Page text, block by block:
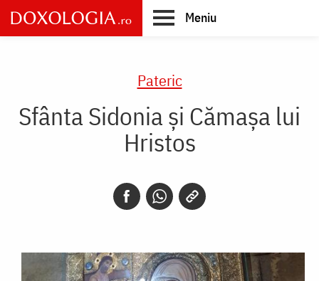
Skip
to
main
Meniu
Pateric
Sfânta Sidonia și Cămașa lui
Hristos